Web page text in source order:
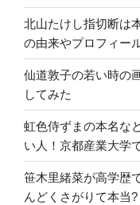
だ
よ！”
の
北山たけし指切断は
の由来やプロフィー
仙道敦子の若い時の
してみた
虹色侍ずまの本名な
い人！京都産業大学
笹木里緒菜が高学歴
んどくさがりて本当?